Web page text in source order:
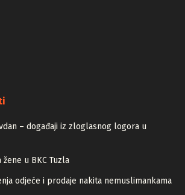
– događaji iz zloglasnog logora u
u BKC Tuzla
odjeće i prodaje nakita nemuslimankama